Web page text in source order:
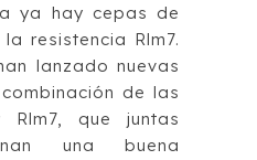
ya hay cepas de
resistencia Rlm7.
lanzado nuevas
de las
Rlm7, que juntas
una buena